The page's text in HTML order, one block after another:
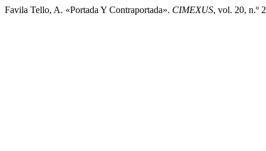
Favila Tello, A. «Portada Y Contraportada». CIMEXUS, vol. 20, n.º